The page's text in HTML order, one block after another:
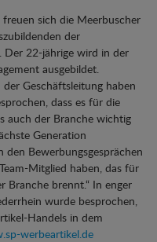
sich die Meerbuscher
der
Der 22-jährige wird in der
ausgebildet.
Geschäftsleitung haben
dass es für die
auch der Branche wichtig
Generation
Bewerbungsgesprächen
Mitglied haben, das für
Branche brennt.“ In enger
wurde besprochen,
Handels in dem
werbeartikel.de